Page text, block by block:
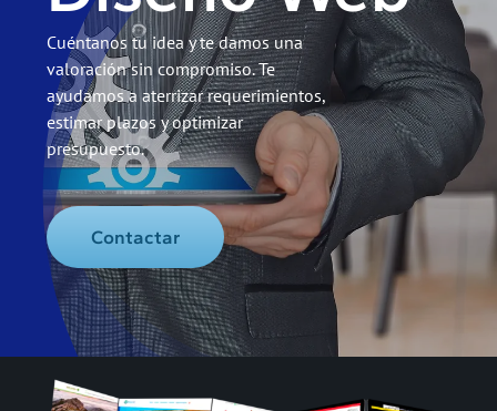
Cuéntanos tu idea y te damos una
valoración sin compromiso. Te
ayudamos a aterrizar requerimientos,
estimar plazos y optimizar
presupuesto.
Contactar